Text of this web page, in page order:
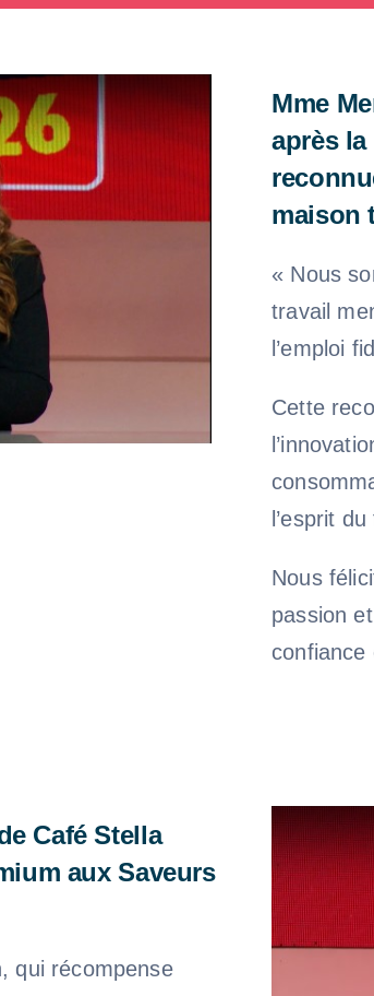
Mme
après
maison
« Nous
travail
l’emploi
Cette
l’esprit
Nous
passion
confiance
Café Stella
aux Saveurs
qui récompense